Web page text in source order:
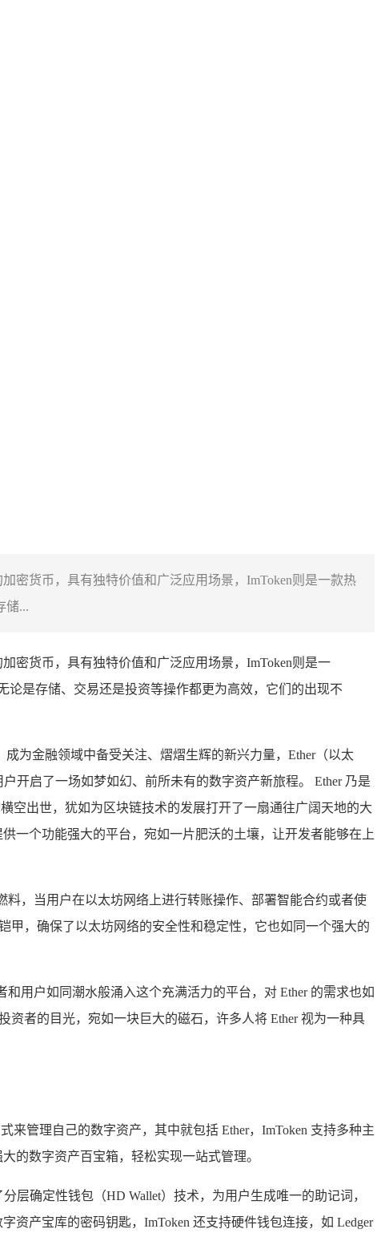
密货币，具有独特价值和广泛应用场景，ImToken则是一款热
储...
密货币，具有独特价值和广泛应用场景，ImToken则是一
是存储、交易还是投资等操作都更为高效，它们的出现不
为金融领域中备受关注、熠熠生辉的新兴力量，Ether（以太
开启了一场如梦如幻、前所未有的数字资产新旅程。 Ether 乃是
空出世，犹如为区块链技术的发展打开了一扇通往广阔天地的大
一个功能强大的平台，宛如一片肥沃的土壤，让开发者能够在上
，当用户在以太坊网络上进行转账操作、部署智能合约或者使
甲，确保了以太坊网络的安全性和稳定性，它也如同一个强大的
用户如同潮水般涌入这个充满活力的平台，对 Ether 的需求也如
者的目光，宛如一块巨大的磁石，许多人将 Ether 视为一种具
管理自己的数字资产，其中就包括 Ether，ImToken 支持多种主
的数字资产百宝箱，轻松实现一站式管理。
层确定性钱包（HD Wallet）技术，为用户生成唯一的助记词，
资产宝库的密码钥匙，ImToken 还支持硬件钱包连接，如 Ledger